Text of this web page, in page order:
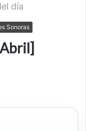
día
Sonoras